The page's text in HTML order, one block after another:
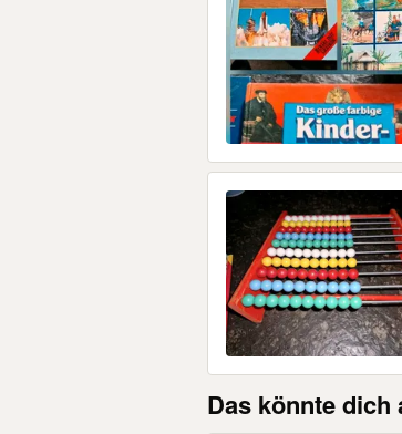
Das könnte